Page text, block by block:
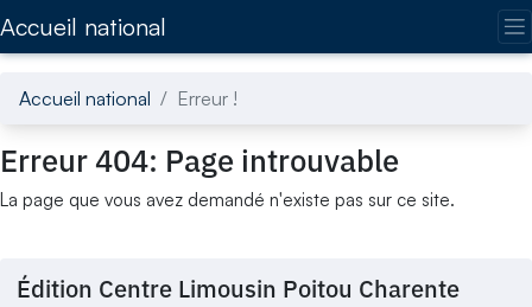
Accueil national
Accueil national Erreur !
Erreur 404: Page introuvable
La page que vous avez demandé n'existe pas sur ce site.
Édition Centre Limousin Poitou Charente